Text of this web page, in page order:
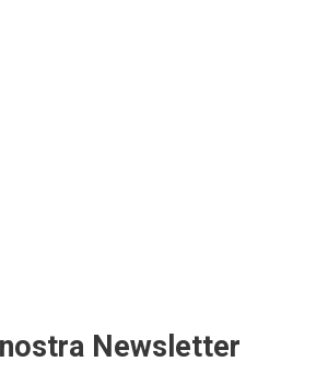
Newsletter